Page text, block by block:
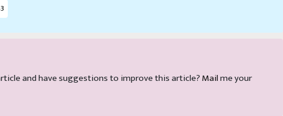
and have suggestions to improve this article?Mailme your